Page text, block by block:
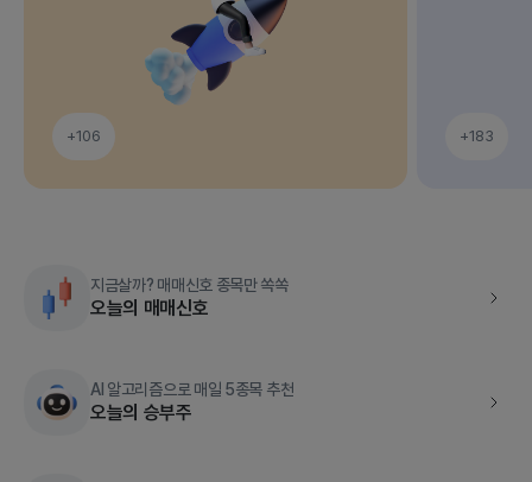
+106 +183
지금살까? 매매신호 종목만 쏙쏙
오늘의 매매신호
AI 알고리즘으로 매일 5종목 추천
오늘의 승부주